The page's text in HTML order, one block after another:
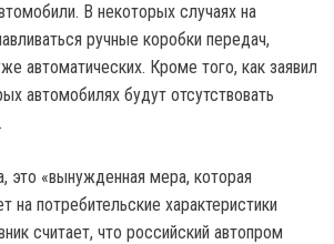
В некоторых случаях на
ручные коробки передач,
автоматических. Кроме того, как заявил
автомобилях будут отсутствовать
это «вынужденная мера, которая
на потребительские характеристики
считает, что российский автопром